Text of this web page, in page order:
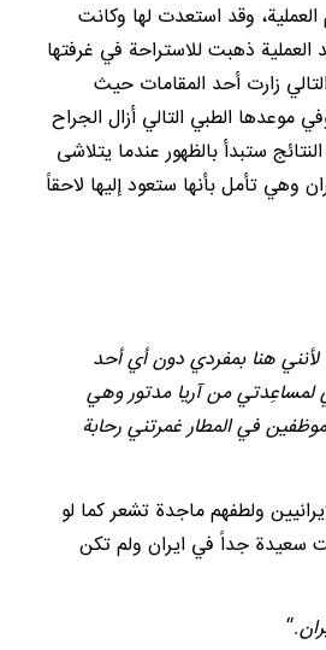
العملية، وقد استعدت لها وكانت
العملية ذهبت للاستراحة في غرفتها
زارت أحد المقامات حيث
موعدها الطبي التالي أزال الجراح
ستبدأ بالظهور عندما يتلاشى
وهي تأمل بأنها ستعود إليها لاحقاً
هنا بمفردي دون أي أحد
لمساعِدتي من آريا مدتور وهي
في المطار غمرتني رحابة
ولطفهم ماجدة تشعر كما لو
سعيدة جداً في ايران ولم تكن
“